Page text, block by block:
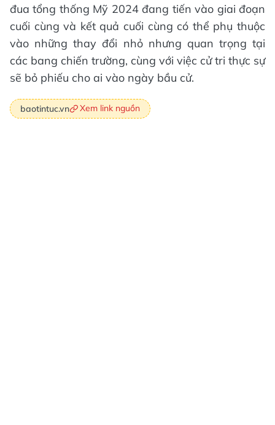
đua tổng thống Mỹ 2024 đang tiến vào giai đoạn
cuối cùng và kết quả cuối cùng có thể phụ thuộc
vào những thay đổi nhỏ nhưng quan trọng tại
các bang chiến trường, cùng với việc cử tri thực sự
sẽ bỏ phiếu cho ai vào ngày bầu cử.
baotintuc.vn Xem link nguồn